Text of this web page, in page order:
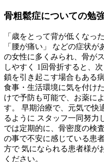
骨粗鬆症についての勉
「歳をとって背が低くな
「腰が痛い」 などの症状
の女性に多くみられ、骨が
しやすく 1回骨折すると、
鎖を引き起こす場合もある
食事・生活環境に気を付け
けで予防も可能で、お薬に
す。 早期治療で、元気で快
るように スタッフ一同努力
では定期的に、骨密度の検
の事で不安に感じている患
方で 気になられる患者様が
ください。